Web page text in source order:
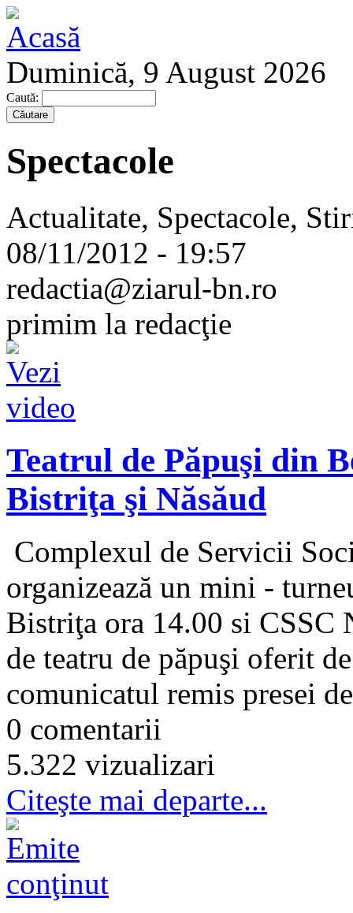
Duminică, 9 August 2026
Caută:
Spectacole
Actualitate, Spectacole,
08/11/2012 - 19:57
redactia@ziarul-bn.ro
primim la redacţie
Teatrul de Păpuşi din
Bistriţa şi Năsăud
Complexul de Servicii
organizează un mini -
Bistriţa ora 14.00 si CSSC
de teatru de păpuşi oferit
comunicatul remis presei
0 comentarii
5.322 vizualizari
Citeşte mai departe...